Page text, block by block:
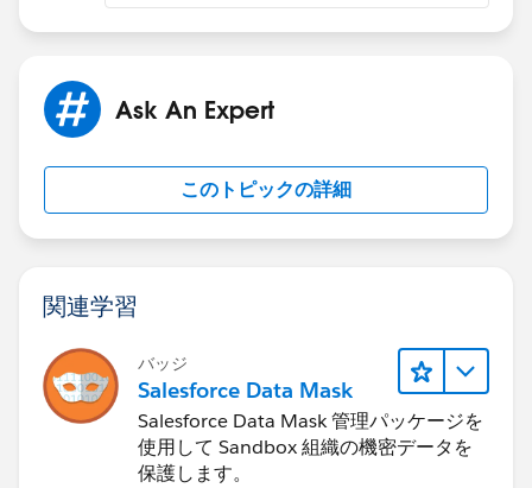
JM
Ask An Expert
このトピックの詳細
関連学習
バッジ
Salesforce Data Mask
Salesforce Data Mask 管理パッケージを
使用して Sandbox 組織の機密データを
保護します。